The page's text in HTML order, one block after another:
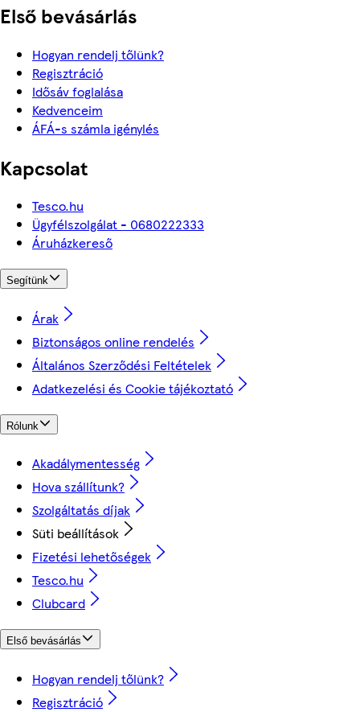
Első bevásárlás
Hogyan rendelj tőlünk?
Regisztráció
Idősáv foglalása
Kedvenceim
ÁFÁ-s számla igénylés
Kapcsolat
Tesco.hu
Ügyfélszolgálat - 0680222333
Áruházkereső
Segítünk
Árak
Biztonságos online rendelés
Általános Szerződési Feltételek
Adatkezelési és Cookie tájékoztató
Rólunk
Akadálymentesség
Hova szállítunk?
Szolgáltatás díjak
Süti beállítások
Fizetési lehetőségek
Tesco.hu
Clubcard
Első bevásárlás
Hogyan rendelj tőlünk?
Regisztráció